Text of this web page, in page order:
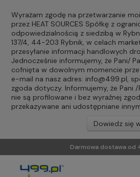
Wyrażam zgodę na przetwarzanie
przez HEAT SOURCES Spółkę z
odpowiedzialnością z siedzibą w
137/4, 44-203 Rybnik, w celach
przesyłanie informacji handlowych
Jednocześnie informujemy, że Pani/
cofnięta w dowolnym momencie
e-mail na nasz adres: info@499.pl,
zgoda dotyczy. Informujemy, że Pani
nie są profilowane i bez wyraźnej
przekazywane ani udostępniane
Dowiedz się
Darmowa dostawa od